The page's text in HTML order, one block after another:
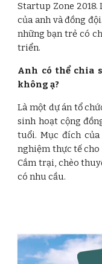
Startup Zone
của anh và đồng
những bạn trẻ có
triển.
Anh có thể chia
không ạ?
Là một dự án tổ
sinh hoạt cộng
tuổi. Mục đích
nghiệm thực tế cho
Cắm trại, chèo
có nhu cầu.